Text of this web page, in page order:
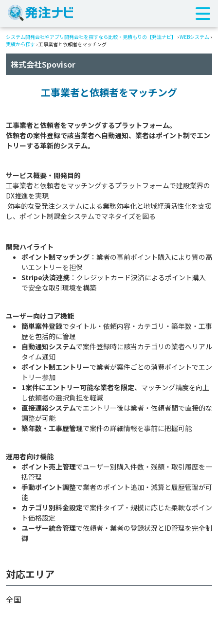
システム開発会社やアプリ開発会社を探すなら比較・見積もりの【発注ナビ】 ›WEBシステム ›
実績から探す ›工事業者と依頼者をマッチング
株式会社Spovisor
工事業者と依頼者をマッチング
工事業者と依頼者をマッチングするプラットフォーム。
依頼者の案件登録で該当業者へ自動通知、業者はポイント制でエン
サービス概要・開発目的
工事業者と依頼者をマッチングするプラットフォームで建設業界の
DX推進を実現
効率的な受発注システムによる業務効率化と地域経済活性化を支援
し、ポイント制課金システムでマネタイズを図る
開発ハイライト
ポイント制マッチング ：業者の事前ポイント購入により質の高
いエントリーを担保
Stripe決済連携 ：クレジットカード決済によるポイント購入
で安全な取引環境を構築
ユーザー向けコア機能
簡単案件登録でタイトル・依頼内容・カテゴリ・築年数・工事
歴を包括的に管理
自動通知システムで案件登録時に該当カテゴリの業者へリアル
タイム通知
ポイント制エントリーで業者が案件ごとの消費ポイントでエン
トリー参加
1案件にエントリー可能な業者を限定、 マッチング精度を向上
し依頼者の選択負担を軽減
直接連絡システムでエントリー後は業者・依頼者間で直接的な
調整が可能
築年数・工事歴管理で案件の詳細情報を事前に把握可能
運用者向け機能
ポイント売上管理でユーザー別購入件数・残額・取引履歴を一
括管理
手動ポイント調整で業者のポイント追加・減算と履歴管理が可
能
カテゴリ別料金設定で案件タイプ・規模に応じた柔軟なポイン
ト価格設定
ユーザー統合管理で依頼者・業者の登録状況とID管理を完全制
御
対応エリア
全国